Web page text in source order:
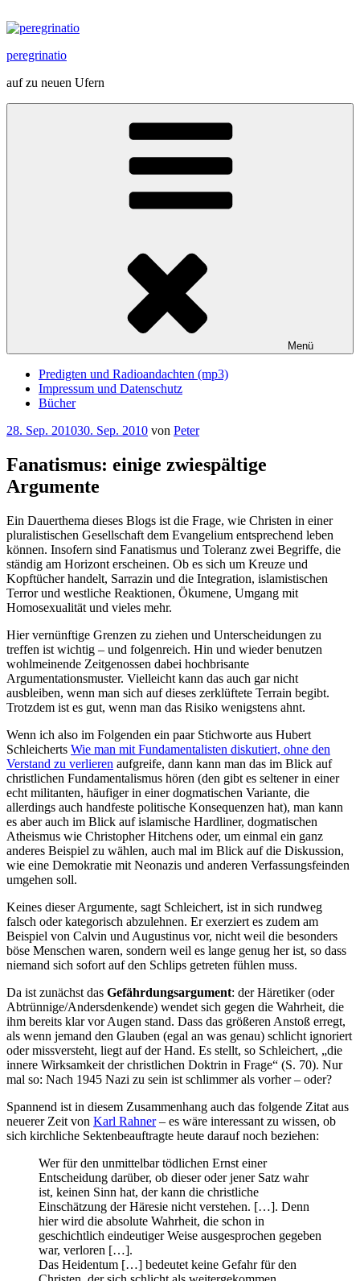
Inhalt
peregrinatio
auf zu neuen Ufern
Menü
Predigten und Radioandachten (mp3)
Impressum und Datenschutz
Bücher
Veröffentlicht
28. Sep. 201030. Sep. 2010 von Peter
Fanatismus: einige zwiespältige
Argumente
Ein Dauerthema dieses Blogs ist die Frage, wie Christen in einer
pluralistischen Gesellschaft dem Evangelium entsprechend leben
können. Insofern sind Fanatismus und Toleranz zwei Begriffe, die
ständig am Horizont erscheinen. Ob es sich um Kreuze und
Kopftücher handelt, Sarrazin und die Integration, islamistischen
Terror und westliche Reaktionen, Ökumene, Umgang mit
Homosexualität und vieles mehr.
Hier vernünftige Grenzen zu ziehen und Unterscheidungen zu
treffen ist wichtig – und folgenreich. Hin und wieder benutzen
wohlmeinende Zeitgenossen dabei hochbrisante
Argumentationsmuster. Vielleicht kann das auch gar nicht
ausbleiben, wenn man sich auf dieses zerklüftete Terrain begibt.
Trotzdem ist es gut, wenn man das Risiko wenigstens ahnt.
Wenn ich also im Folgenden ein paar Stichworte aus Hubert
Schleicherts Wie man mit Fundamentalisten diskutiert, ohne den
Verstand zu verlieren aufgreife, dann kann man das im Blick auf
christlichen Fundamentalismus hören (den gibt es seltener in einer
echt militanten, häufiger in einer dogmatischen Variante, die
allerdings auch handfeste politische Konsequenzen hat), man kann
es aber auch im Blick auf islamische Hardliner, dogmatischen
Atheismus wie Christopher Hitchens oder, um einmal ein ganz
anderes Beispiel zu wählen, auch mal im Blick auf die Diskussion,
wie eine Demokratie mit Neonazis und anderen Verfassungsfeinden
umgehen soll.
Keines dieser Argumente, sagt Schleichert, ist in sich rundweg
falsch oder kategorisch abzulehnen. Er exerziert es zudem am
Beispiel von Calvin und Augustinus vor, nicht weil die besonders
böse Menschen waren, sondern weil es lange genug her ist, so dass
niemand sich sofort auf den Schlips getreten fühlen muss.
Da ist zunächst das Gefährdungsargument: der Häretiker (oder
Abtrünnige/Andersdenkende) wendet sich gegen die Wahrheit, die
ihm bereits klar vor Augen stand. Dass das größeren Anstoß erregt,
als wenn jemand den Glauben (egal an was genau) schlicht ignoriert
oder missversteht, liegt auf der Hand. Es stellt, so Schleichert, „die
innere Wirksamkeit der christlichen Doktrin in Frage“ (S. 70). Nur
mal so: Nach 1945 Nazi zu sein ist schlimmer als vorher – oder?
Spannend ist in diesem Zusammenhang auch das folgende Zitat aus
neuerer Zeit von Karl Rahner– es wäre interessant zu wissen, ob
sich kirchliche Sektenbeauftragte heute darauf noch beziehen:
Wer für den unmittelbar tödlichen Ernst einer
Entscheidung darüber, ob dieser oder jener Satz wahr
ist, keinen Sinn hat, der kann die christliche
Einschätzung der Häresie nicht verstehen. […]. Denn
hier wird die absolute Wahrheit, die schon in
geschichtlich eindeutiger Weise ausgesprochen gegeben
war, verloren […].
Das Heidentum […] bedeutet keine Gefahr für den